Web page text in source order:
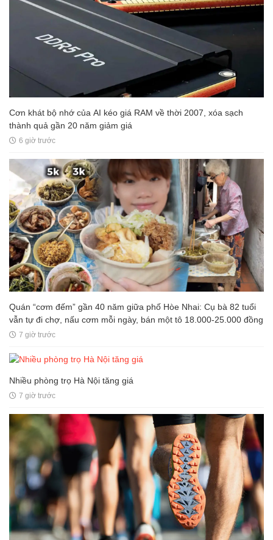
Cơn khát bộ nhớ của AI kéo giá RAM về thời 2007, xóa sạch
thành quả gần 20 năm giảm giá
6 giờ trước
Quán “cơm đếm” gần 40 năm giữa phố Hòe Nhai: Cụ bà 82 tuổi
vẫn tự đi chợ, nấu cơm mỗi ngày, bán một tô 18.000-25.000 đồng
7 giờ trước
Nhiều phòng trọ Hà Nội tăng giá
7 giờ trước